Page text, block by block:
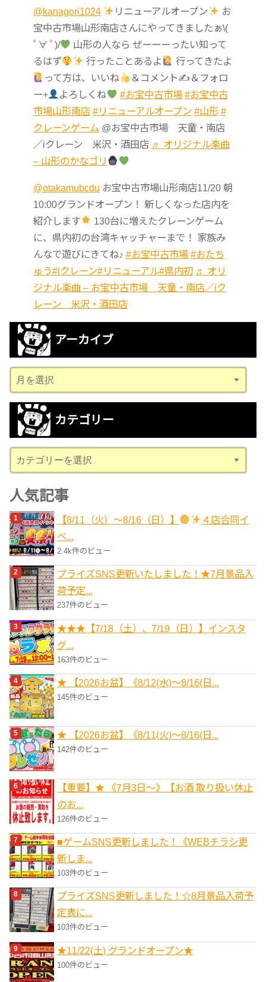
@kanagori1024 リニューアルオープン
お
宝中古市場山形南店さんにやってきましたぁ\(
ﾟ∀ ﾟ)/
山形の人なら ぜーーーったい知って
るはず
行ったことあるよ
行ってきたよ
って方は、いいね
＆コメント✍ ＆フォロ
ー+
よろしくね #お宝中古市場 #お宝中古
市場山形南店 #リニューアルオープン #山形 #
クレーンゲーム @お宝中古市場 天童・南店
／iクレーン 米沢・酒田店 ♬ オリジナル楽曲
– 山形のかなゴリ
@otakamubcdu お宝中古市場山形南店11/20 朝
10:00グランドオープン！ 新しくなった店内を
紹介します
130台に増えたクレーンゲーム
に、県内初の台湾キャッチャーまで！ 家族み
んなで遊びにきてね♪ #お宝中古市場 #おたち
ゅう#iクレーン#リニューアル#県内初 ♬ オリ
ジナル楽曲 – お宝中古市場 天童・南店／iク
レーン 米沢・酒田店
アーカイブ
ー
カ
ブ
カテゴリー
テ
ゴ
リ
ー
人気記事
【8/11（火）～8/16（日）】
４店合同イ
ベ...
2.4k件のビュー
プライズSNS更新いたしました！★7月景品入
荷予定...
237件のビュー
★★★【7/18（土）、7/19（日）】インスタ
グ...
163件のビュー
★ 【2026お盆】《8/12(水)～8/16(日...
145件のビュー
★ 【2026お盆】《8/11(火)～8/16(日...
142件のビュー
【重要】★ 《7月3日～》【お酒 取り扱い休止
のお...
126件のビュー
■ゲームSNS更新しました！《WEBチラシ更
新しま...
103件のビュー
プライズSNS更新しました！☆8月景品入荷予
定表に...
103件のビュー
★11/22(土) グランドオープン★
100件のビュー